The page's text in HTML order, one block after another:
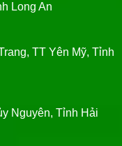
Long An
TT Yên Mỹ, Tỉnh
Nguyên, Tỉnh Hải